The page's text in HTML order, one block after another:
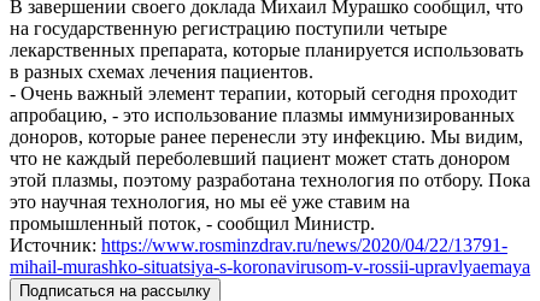
В завершении своего доклада Михаил Мурашко сообщил, что
на государственную регистрацию поступили четыре
лекарственных препарата, которые планируется использовать
в разных схемах лечения пациентов.
- Очень важный элемент терапии, который сегодня проходит
апробацию, - это использование плазмы иммунизированных
доноров, которые ранее перенесли эту инфекцию. Мы видим,
что не каждый переболевший пациент может стать донором
этой плазмы, поэтому разработана технология по отбору. Пока
это научная технология, но мы её уже ставим на
промышленный поток, - сообщил Министр.
Источник: https://www.rosminzdrav.ru/news/2020/04/22/13791-
mihail-murashko-situatsiya-s-koronavirusom-v-rossii-upravlyaemaya
Подписаться на рассылку